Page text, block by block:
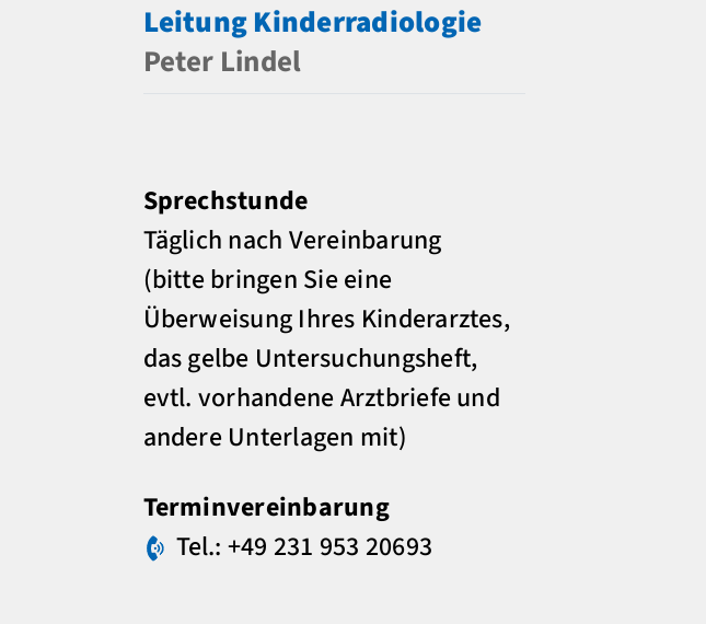
Leitung Kinderradiologie
Peter Lindel
Sprechstunde
Täglich nach Vereinbarung
(bitte bringen Sie eine
Überweisung Ihres Kinderarztes,
das gelbe Untersuchungsheft,
evtl. vorhandene Arztbriefe und
andere Unterlagen mit)
Terminvereinbarung
Tel.: +49 231 953 20693